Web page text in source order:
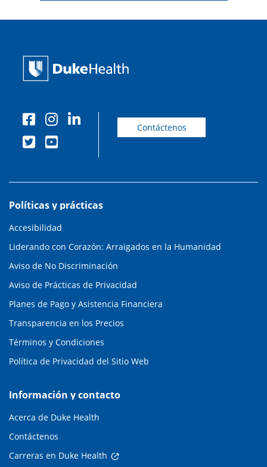
Contáctenos
Políticas y prácticas
Accesibilidad
Liderando con Corazón: Arraigados en la Humanidad
Aviso de No Discriminación
Aviso de Prácticas de Privacidad
Planes de Pago y Asistencia Financiera
Transparencia en los Precios
Términos y Condiciones
Política de Privacidad del Sitio Web
Información y contacto
Acerca de Duke Health
Contáctenos
Carreras en Duke Health